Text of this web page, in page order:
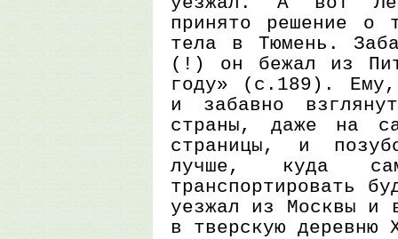
принято решение о
тела в Тюмень.
(!) он бежал из
году» (с.189). Ему,
и забавно
страны, даже на
страницы, и
лучше, куда
транспортировать
уезжал из Москвы
в тверскую деревню